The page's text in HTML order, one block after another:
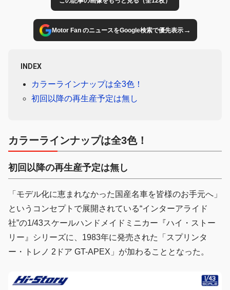
Motor Fan のニュースをGoogle検索で優先表示→
INDEX
カラーラインナップは全3色！
初回以降の再生産予定は無し
カラーラインナップは全3色！
初回以降の再生産予定は無し
「モデル化に恵まれなかった国産名車を皆様のお手元へ」
というコンセプトで展開されている“インターアライド
社”の1/43スケールハンドメイドミニカー『ハイ・ストー
リー』シリーズに、1983年に発売された「スプリンタ
ー・トレノ 2ドア GT-APEX」が加わることとなった。